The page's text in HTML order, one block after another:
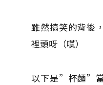
雖然搞笑的背後
裡頭呀（嘆）
以下是”杯麵”